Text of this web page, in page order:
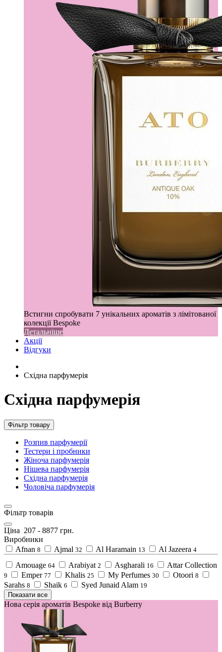
Встигни спробувати 7 унікальних ароматів з лімітованої
колекції Bespoke
Детальніше
Акції
Відгуки
Східна парфумерія
Східна парфумерія
Фільтр товару
Розпив парфумерії
Тестери і пробники
Жіноча парфумерія
Нішева парфумерія
Східна парфумерія
Чоловіча парфумерія
Фільтр товарів
Ціна 207 - 8877 грн.
Виробники
Afnan 8 Ajmal 32 Al Haramain 13 Al Jazeera 4
Amouage 64 Arabiyat 2 Asgharali 16 Attar Collection
9 Emper 77 Khalis 25 My Perfumes 30 Otoori 8
Sarahs 8 Shaik 6 Syed Junaid Alam 19
Показати все
Нова серія ароматів Bespoke від Burberry